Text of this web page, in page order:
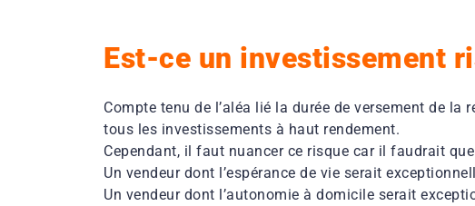
Est-ce un investissement
Compte tenu de l’aléa lié la durée de versement de la
tous les investissements à haut rendement.
Cependant, il faut nuancer ce risque car il faudrait
Un vendeur dont l’espérance de vie serait
Un vendeur dont l’autonomie à domicile serait